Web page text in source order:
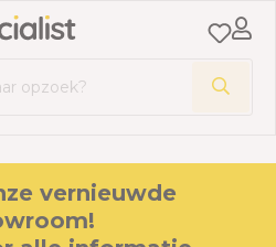
vernieuwde